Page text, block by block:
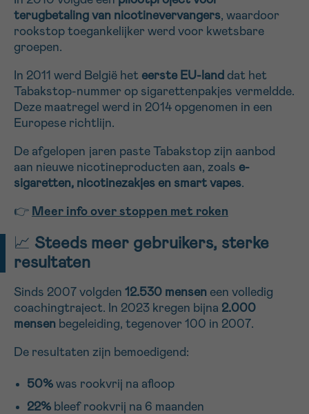
terugbetaling van nicotinevervangers, waardoor
rookstop toegankelijker werd voor kwetsbare
groepen.
In 2011 werd België het eerste EU-land dat het
Tabakstop-nummer op sigarettenpakjes vermeldde.
Deze maatregel werd in 2014 opgenomen in een
Europese richtlijn.
De afgelopen jaren paste Tabakstop zijn aanbod
aan nieuwe nicotineproducten aan, zoals e-
sigaretten, nicotinezakjes en smart vapes.
👉 Meer info over stoppen met roken
📈 Steeds meer gebruikers, sterke
resultaten
Sinds 2007 volgden 12.530 mensen een volledig
coachingtraject. In 2023 kregen bijna 2.000
mensen begeleiding, tegenover 100 in 2007.
De resultaten zijn bemoedigend:
50% was rookvrij na afloop
22% bleef rookvrij na 6 maanden
Ja, stuur mij de nieuwsbrief
Ik aanvaard de
Sturen